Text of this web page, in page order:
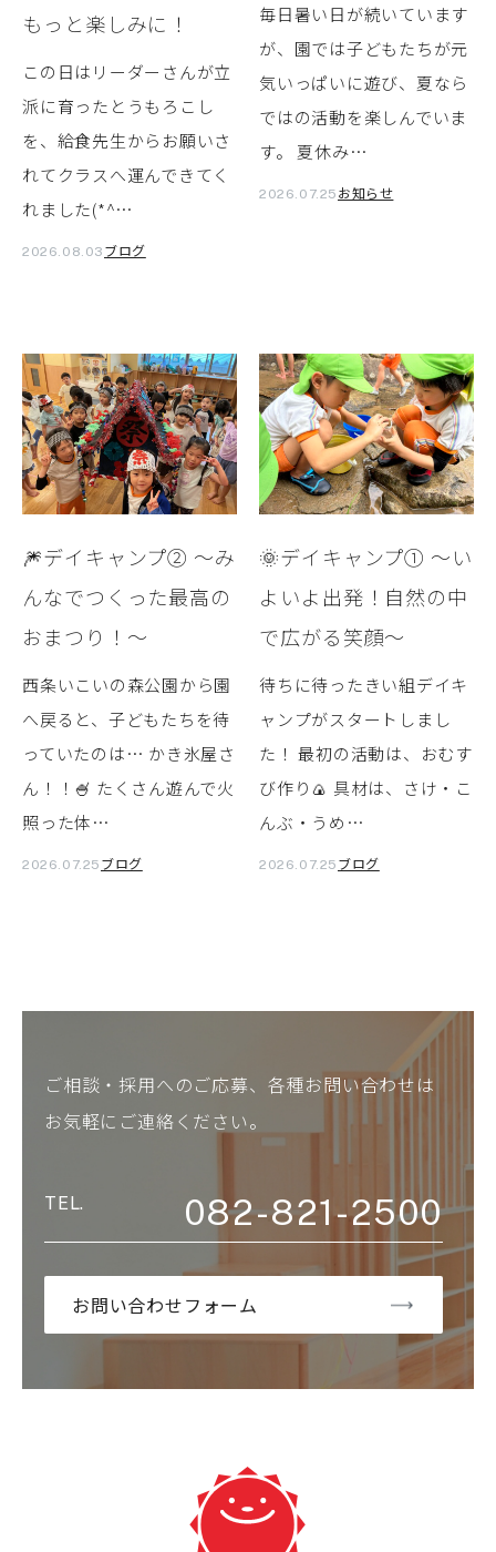
もっと楽しみに！
この日はリーダーさんが立
派に育ったとうもろこし
を、給食先生からお願いさ
れてクラスへ運んできてく
れました(*^…
2026.08.03 ブログ
毎日暑い日が続いています
が、園では子どもたちが元
気いっぱいに遊び、夏なら
ではの活動を楽しんでいま
す。 夏休み…
2026.07.25 お知らせ
🎆デイキャンプ② ～み
んなでつくった最高の
おまつり！～
西条いこいの森公園から園
へ戻ると、子どもたちを待
っていたのは… かき氷屋さ
ん！！🍧 たくさん遊んで火
照った体…
2026.07.25 ブログ
🌞デイキャンプ① ～い
よいよ出発！自然の中
で広がる笑顔～
待ちに待ったきい組デイキ
ャンプがスタートしまし
た！ 最初の活動は、おむす
び作り🍙 具材は、さけ・こ
んぶ・うめ…
2026.07.25 ブログ
ご相談・採用へのご応募、各種お問い合わせは
お気軽にご連絡ください。
082-821-2500
お問い合わせフォーム